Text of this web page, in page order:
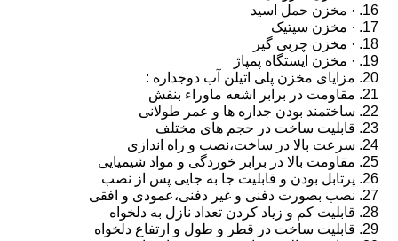
· مخزن حمل اسید
· مخزن سپتیک
· مخزن چربی گیر
· مخزن ایستگاه پمپاژ
مزایای مخزن پلی اتیلن آب دوجداره :
مقاومت در برابر اشعه ماوراء بنفش
ساختمند بودن جداره ها و عمر طولانی
قابلیت ساخت در حجم های مختلف
سرعت بالا در ساخت،نصب و راه اندازی
مقاومت بالا در برابر خوردگی و مواد شیمیایی
پرتابل بودن و قابلیت جا به جایی پس از نصب
نصب بصورت دفنی و غیر دفنی،عمودی و افقی
قابلیت کم و زیاد کردن تعداد نازل به دلخواه
قابلیت ساخت در قطر و طول و ارتفاع دلخواه